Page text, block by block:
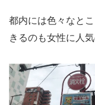
都内には色々なと
きるのも女性に人気